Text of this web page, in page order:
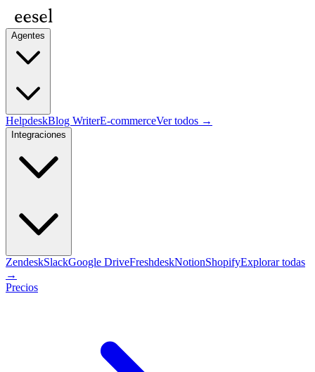
Agentes
HelpdeskBlog WriterE-commerceVer todos →
Integraciones
ZendeskSlackGoogle DriveFreshdeskNotionShopifyExplorar todas
→
Precios